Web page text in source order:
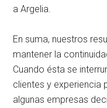
a Argelia.
En suma, nuestros
mantener la
Cuando ésta se
clientes y experiencia
algunas empresas